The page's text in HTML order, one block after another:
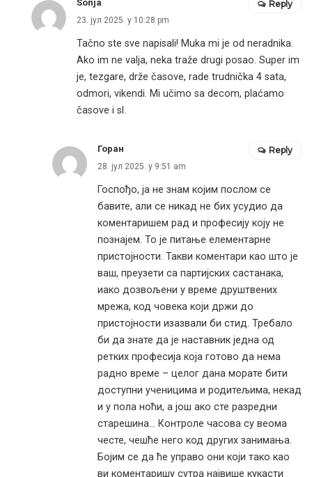
Sonja
23. јул 2025. у 10:28 pm
Tačno ste sve napisali! Muka mi je od neradnika.
Ako im ne valja, neka traže drugi posao. Super im
je, tezgare, drže časove, rade trudnička 4 sata,
odmori, vikendi. Mi učimo sa decom, plaćamo
časove i sl.
Reply
Горан
28. јул 2025. у 9:51 am
Госпођо, ја не знам којим послом се
бавите, али се никад не бих усудио да
коментаришем рад и професију коју не
познајем. То је питање елементарне
пристојности. Такви коментари као што је
ваш, преузети са партијских састанака,
иако дозвољени у време друштвених
мрежа, код човека који држи до
пристојности изазвали би стид. Требало
би да знате да је наставник једна од
ретких професија која готово да нема
радно време – целог дана морате бити
доступни ученицима и родитељима, некад
и у пола ноћи, а још ако сте разредни
старешина… Контроле часова су веома
честе, чешће него код других занимања.
Бојим се да ће управо они који тако као
ви коментаришу сутра највише кукасти
Reply